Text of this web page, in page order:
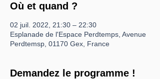
Où et quand ?
02 juil. 2022, 21:30 – 22:30
Esplanade de l'Espace Perdtemps, Avenue
Perdtemsp, 01170 Gex, France
Demandez le programme !